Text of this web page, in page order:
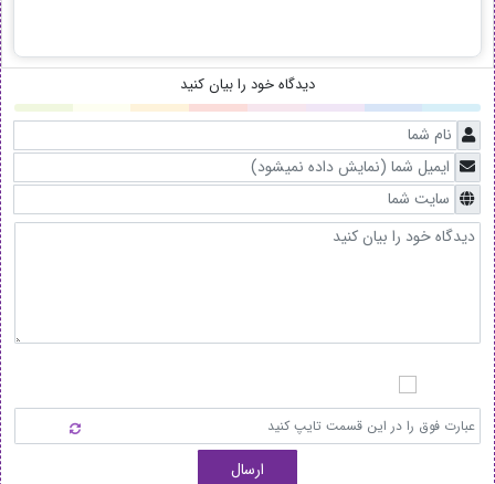
دیدگاه خود را بیان کنید
ارسال